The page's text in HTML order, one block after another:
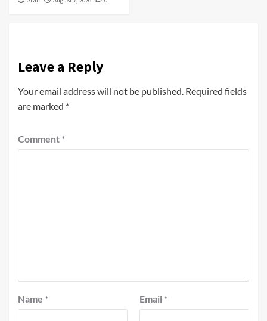
Leave a Reply
Your email address will not be published. Required fields
are marked *
Comment *
Name * Email *